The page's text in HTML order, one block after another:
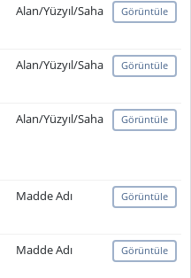
Alan/Yüzyıl/Saha Görüntüle
Alan/Yüzyıl/Saha Görüntüle
Alan/Yüzyıl/Saha Görüntüle
Madde Adı Görüntüle
Madde Adı Görüntüle